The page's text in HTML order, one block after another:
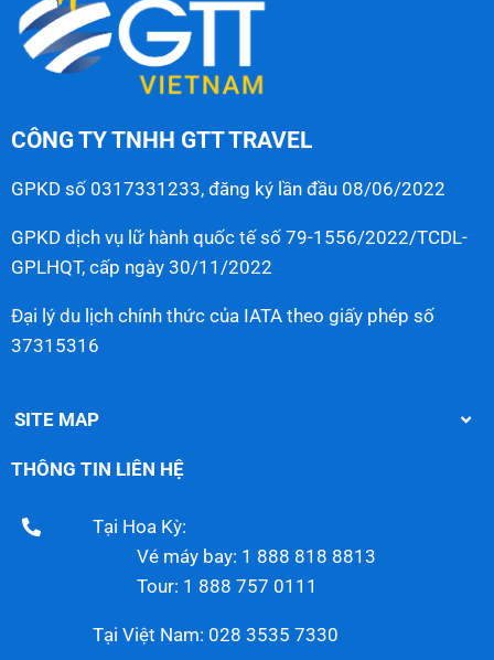
CÔNG TY TNHH GTT TRAVEL
GPKD số 0317331233, đăng ký lần đầu 08/06/2022
GPKD dịch vụ lữ hành quốc tế số 79-1556/2022/TCDL-
GPLHQT, cấp ngày 30/11/2022
Đại lý du lịch chính thức của IATA theo giấy phép số
37315316
SITE MAP
THÔNG TIN LIÊN HỆ
Tại Hoa Kỳ:
Vé máy bay: 1 888 818 8813
Tour: 1 888 757 0111
Tại Việt Nam: 028 3535 7330